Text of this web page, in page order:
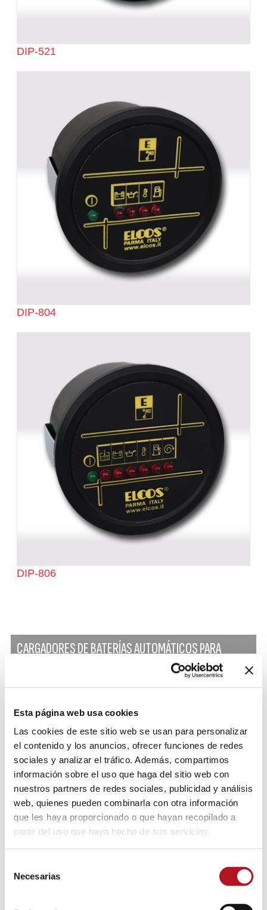
Esta página web usa cookies
Las cookies de este sitio web se usan para personalizar
el contenido y los anuncios, ofrecer funciones de redes
sociales y analizar el tráfico. Además, compartimos
información sobre el uso que haga del sitio web con
nuestros partners de redes sociales, publicidad y análisis
web, quienes pueden combinarla con otra información
que les haya proporcionado o que hayan recopilado a
partir del uso que haya hecho de sus servicios.
Necesarias
DIP-521
DIP-804
DIP-806
CARGADORES DE BATERÍAS AUTOMÁTICOS PARA